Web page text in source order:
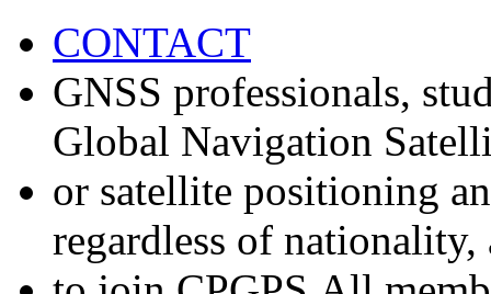
CONTACT
GNSS professionals,
Global Navigation
or satellite positioning
regardless of nationality,